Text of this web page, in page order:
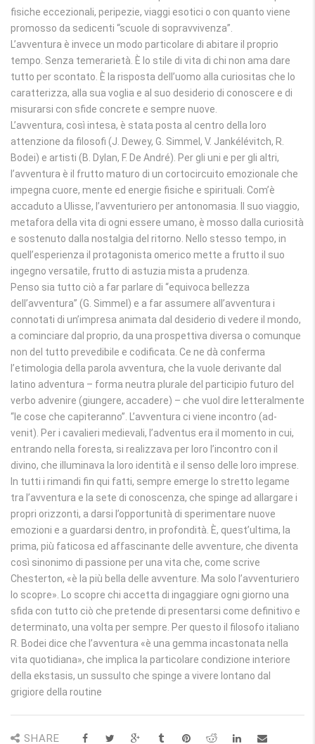
fisiche eccezionali, peripezie, viaggi esotici o con quanto viene
promosso da sedicenti “scuole di sopravvivenza”.
L’avventura è invece un modo particolare di abitare il proprio
tempo. Senza temerarietà. È lo stile di vita di chi non ama dare
tutto per scontato. È la risposta dell’uomo alla curiositas che lo
caratterizza, alla sua voglia e al suo desiderio di conoscere e di
misurarsi con sfide concrete e sempre nuove.
L’avventura, così intesa, è stata posta al centro della loro
attenzione da filosofi (J. Dewey, G. Simmel, V. Jankélévitch, R.
Bodei) e artisti (B. Dylan, F. De André). Per gli uni e per gli altri,
l’avventura è il frutto maturo di un cortocircuito emozionale che
impegna cuore, mente ed energie fisiche e spirituali. Com’è
accaduto a Ulisse, l’avventuriero per antonomasia. Il suo viaggio,
metafora della vita di ogni essere umano, è mosso dalla curiosità
e sostenuto dalla nostalgia del ritorno. Nello stesso tempo, in
quell’esperienza il protagonista omerico mette a frutto il suo
ingegno versatile, frutto di astuzia mista a prudenza.
Penso sia tutto ciò a far parlare di “equivoca bellezza
dell’avventura” (G. Simmel) e a far assumere all’avventura i
connotati di un’impresa animata dal desiderio di vedere il mondo,
a cominciare dal proprio, da una prospettiva diversa o comunque
non del tutto prevedibile e codificata. Ce ne dà conferma
l’etimologia della parola avventura, che la vuole derivante dal
latino adventura – forma neutra plurale del participio futuro del
verbo advenire (giungere, accadere) – che vuol dire letteralmente
“le cose che capiteranno”. L’avventura ci viene incontro (ad-
venit). Per i cavalieri medievali, l’adventus era il momento in cui,
entrando nella foresta, si realizzava per loro l’incontro con il
divino, che illuminava la loro identità e il senso delle loro imprese.
In tutti i rimandi fin qui fatti, sempre emerge lo stretto legame
tra l’avventura e la sete di conoscenza, che spinge ad allargare i
propri orizzonti, a darsi l’opportunità di sperimentare nuove
emozioni e a guardarsi dentro, in profondità. È, quest’ultima, la
prima, più faticosa ed affascinante delle avventure, che diventa
così sinonimo di passione per una vita che, come scrive
Chesterton, «è la più bella delle avventure. Ma solo l’avventuriero
lo scopre». Lo scopre chi accetta di ingaggiare ogni giorno una
sfida con tutto ciò che pretende di presentarsi come definitivo e
determinato, una volta per sempre. Per questo il filosofo italiano
R. Bodei dice che l’avventura «è una gemma incastonata nella
vita quotidiana», che implica la particolare condizione interiore
della ekstasis, un sussulto che spinge a vivere lontano dal
grigiore della routine
SHARE